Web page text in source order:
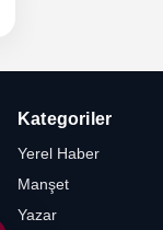
Kategoriler
Yerel Haber
Manşet
Yazar